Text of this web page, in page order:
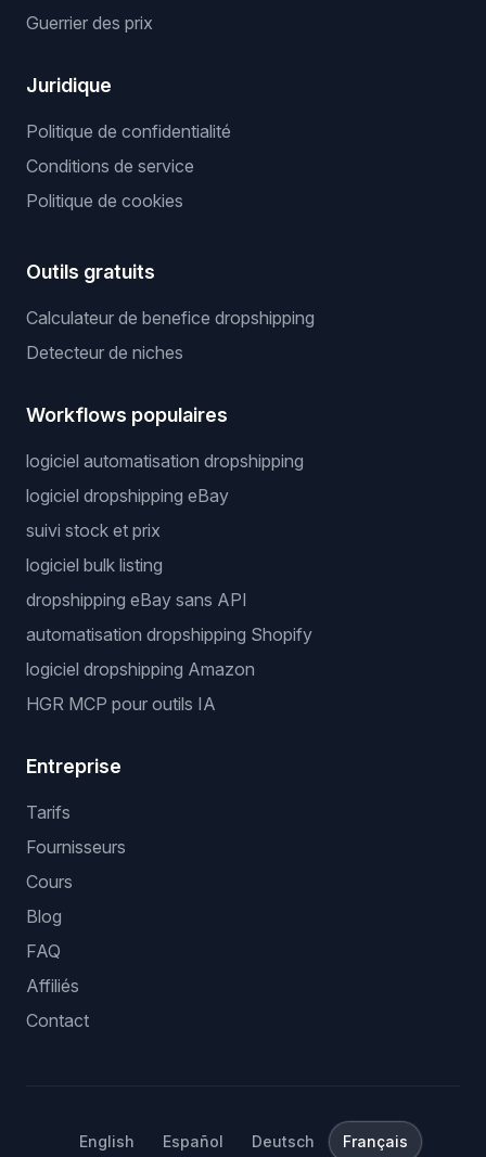
Guerrier des prix
Juridique
Politique de confidentialité
Conditions de service
Politique de cookies
Outils gratuits
Calculateur de benefice dropshipping
Detecteur de niches
Workflows populaires
logiciel automatisation dropshipping
logiciel dropshipping eBay
suivi stock et prix
logiciel bulk listing
dropshipping eBay sans API
automatisation dropshipping Shopify
logiciel dropshipping Amazon
HGR MCP pour outils IA
Entreprise
Tarifs
Fournisseurs
Cours
Blog
FAQ
Affiliés
Contact
English Español Deutsch Français